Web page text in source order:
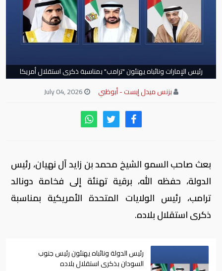
رئيس الإمارات ونائباه يهنئون "ترامب" بمناسبة ذكرى استقلال أمريكا
بزنس ميدل إيست - أبوظبي
بعث صاحب السمو الشيخ محمد بن زايد آل نهيان، رئيس
الدولة، حفظه الله، برقية تهنئة إلى فخامة دونالد
ترامب، رئيس الولايات المتحدة الأمريكية بمناسبة
ذكرى استقلال بلاده.
رئيس الدولة ونائباه يهنئون رئيس جنوب
السودان بذكرى استقلال بلاده